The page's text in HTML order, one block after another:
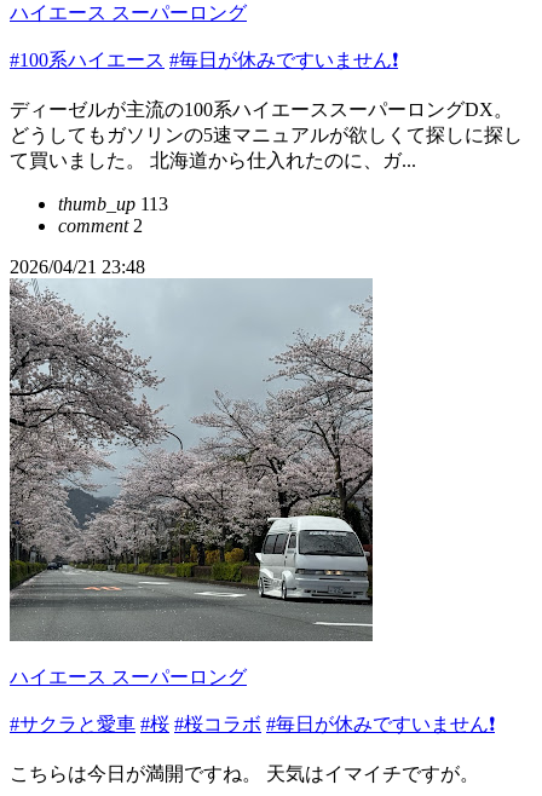
ハイエース スーパーロング
#100系ハイエース #毎日が休みですいません❗️
ディーゼルが主流の100系ハイエーススーパーロングDX。
どうしてもガソリンの5速マニュアルが欲しくて探しに探し
て買いました。 北海道から仕入れたのに、ガ...
thumb_up 113
comment2
2026/04/21 23:48
ハイエース スーパーロング
#サクラと愛車 #桜 #桜コラボ #毎日が休みですいません❗️
こちらは今日が満開ですね。 天気はイマイチですが。